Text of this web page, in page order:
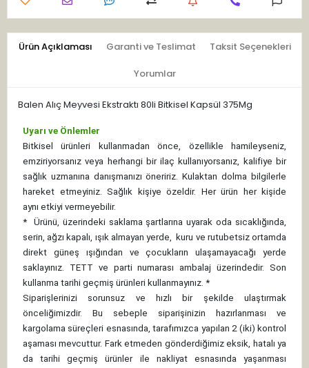
Ürün Açıklaması Garanti ve Teslimat Taksit Seçenekleri
Yorumlar
Balen Alıç Meyvesi Ekstraktı 80li Bitkisel Kapsül 375Mg
Uyarı ve Önlemler
Bitkisel ürünleri kullanmadan önce, özellikle hamileyseniz,
emziriyorsanız veya herhangi bir ilaç kullanıyorsanız, kalifiye bir
sağlık uzmanına danışmanızı öneririz. Kulaktan dolma bilgilerle
hareket etmeyiniz. Sağlık kişiye özeldir. Her ürün her kişide
aynı etkiyi vermeyebilir.
*
Ürünü, üzerindeki saklama şartlarına uyarak oda sıcaklığında,
serin, ağzı kapalı, ışık almayan yerde, kuru ve rutubetsiz ortamda
direkt güneş ışığından ve çocukların ulaşamayacağı yerde
saklayınız. TETT ve parti numarası ambalaj üzerindedir. Son
kullanma tarihi geçmiş ürünleri kullanmayınız. *
Siparişlerinizi sorunsuz ve hızlı bir şekilde ulaştırmak
önceliğimizdir. Bu sebeple siparişinizin hazırlanması ve
kargolama süreçleri esnasında, tarafımızca yapılan 2 (iki) kontrol
aşaması mevcuttur. Fark etmeden gönderdiğimiz eksik, hatalı ya
da tarihi geçmiş ürünler ile nakliyat esnasında yaşanması